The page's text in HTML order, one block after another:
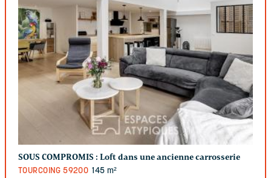
SOUS COMPROMIS : Loft dans une ancienne carrosserie
TOURCOING 59200 145 m²